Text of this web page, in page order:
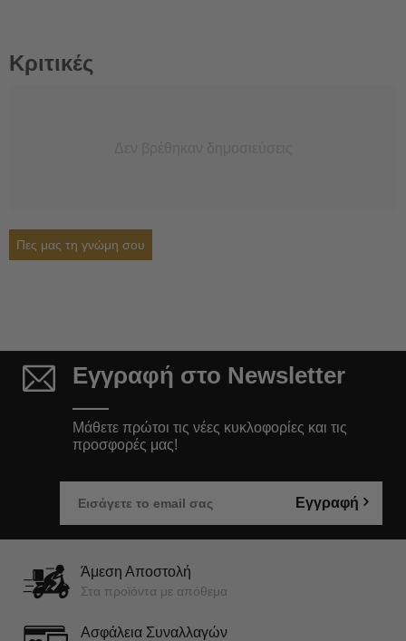
Κριτικές
Πες μας τη γνώμη σου
Εγγραφή στο Newsletter
Μάθετε πρώτοι τις νέες κυκλοφορίες και τις
προσφορές μας!
Εγγραφή
Άμεση Αποστολή
Στα προϊόντα με απόθεμα
Ασφάλεια Συναλλαγών